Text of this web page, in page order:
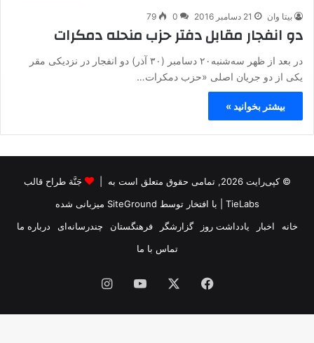
بیتا وان 21 دسامبر 2016 0
79
دو انفجار مقابل دفتر حزب منحله دمکرات
در بعد از ظهر سه‌شنبه۲۰ دسامبر (۳۰ آذر) دو انفجار در نزدیکی مقر
یکی از دو جریان اصلی «حزب دمکرات…
بیشتر بخوانید »
© کپی‌رایت 2026, تمامی حقوق متعلق است به |
جَنَّة طراح قالب
TieLabs | با افتخار توسط SiteGround میزبانی شده
خانه
اخبار یادداشت روز گزارشگر فرهنگستان چندرسانه‌ای
درباره ما
تماس با ما
فیس
بوک
یوتیوب